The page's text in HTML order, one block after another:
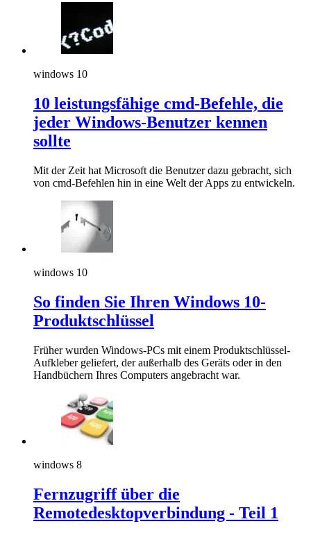
windows 10
10 leistungsfähige cmd-Befehle, die
jeder Windows-Benutzer kennen
sollte
Mit der Zeit hat Microsoft die Benutzer dazu gebracht, sich
von cmd-Befehlen hin in eine Welt der Apps zu entwickeln.
windows 10
So finden Sie Ihren Windows 10-
Produktschlüssel
Früher wurden Windows-PCs mit einem Produktschlüssel-
Aufkleber geliefert, der außerhalb des Geräts oder in den
Handbüchern Ihres Computers angebracht war.
windows 8
Fernzugriff über die
Remotedesktopverbindung - Teil 1